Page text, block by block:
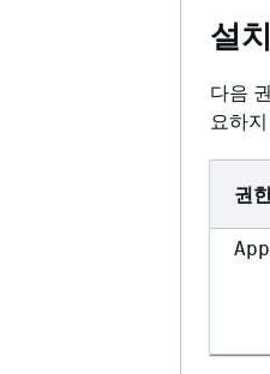
설
다음
요하
권